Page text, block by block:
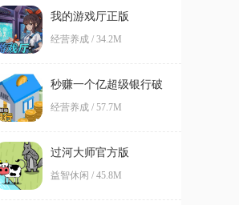
我的游戏厅正版
经营养成 / 34.2M
秒赚一个亿超级银行破
解版
经营养成 / 57.7M
过河大师官方版
益智休闲 / 45.8M